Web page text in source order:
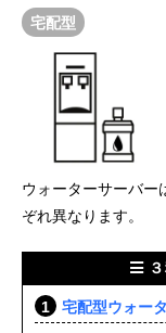
宅配型
ウォーターサーバー
ぞれ異なります。
３
宅配型ウォー